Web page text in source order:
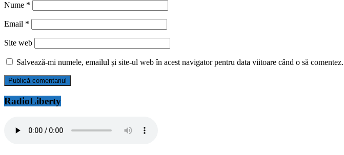
Nume *
Email *
Site web
Salvează-mi numele, emailul și site-ul web în acest navigator pentru data viitoare când o să comentez.
RadioLiberty